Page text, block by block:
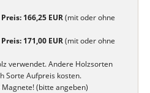
Preis: 166,25 EUR(mit oder ohne
Preis: 171,00 EUR(mit oder ohne
verwendet. Andere Holzsorten
Sorte Aufpreis kosten.
(bitte angeben)